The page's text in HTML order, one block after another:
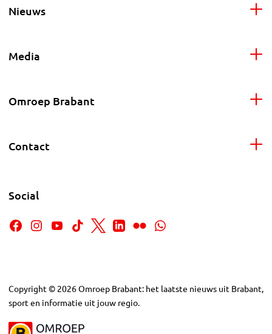
Nieuws
Media
Omroep Brabant
Contact
Social
Copyright © 2026Omroep Brabant: het laatste nieuws uit Brabant,
sport en informatie uit jouw regio.